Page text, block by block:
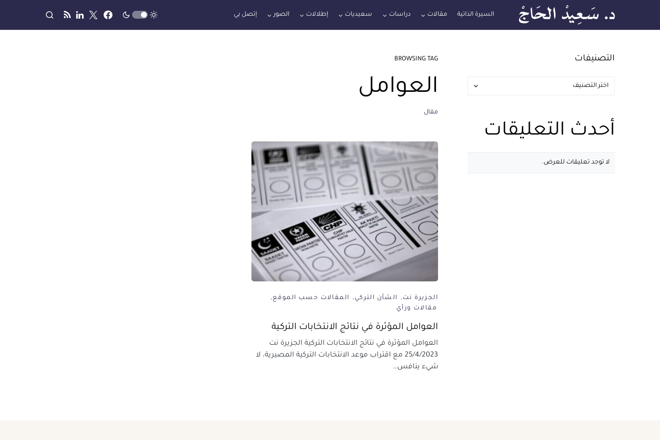
السيرة الذاتية مقالات دراسات سعيديات إطلالات الصور إتصل بي
BROWSING TAG
العوامل
مقال
الجزيرة نت الشأن التركي
المقالات حسب الموقع
مقالات ورأي
العوامل المؤثرة في نتائج الانتخابات التركية
العوامل المؤثرة في نتائج الانتخابات التركية الجزيرة نت
25/4/2023 مع اقتراب موعد الانتخابات التركية المصيرية، لا
شيء ينافس…
التصنيفات
أحدث التعليقات
لا توجد تعليقات للعرض.